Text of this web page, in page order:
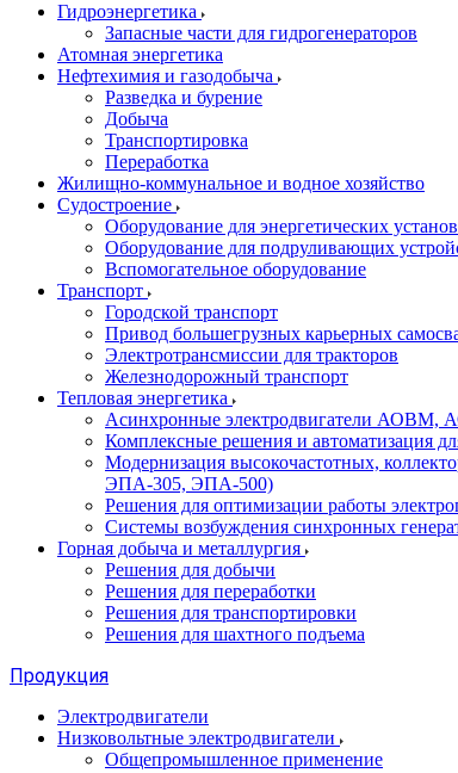
Гидроэнергетика
Запасные части для гидрогенераторов
Атомная энергетика
Нефтехимия и газодобыча
Разведка и бурение
Добыча
Транспортировка
Переработка
Жилищно-коммунальное и водное хозяйство
Судостроение
Оборудование для энергетических
Оборудование для подруливающих
Вспомогательное оборудование
Транспорт
Городской транспорт
Привод большегрузных карьерных
Электротрансмиссии для тракторов
Железнодорожный транспорт
Тепловая энергетика
Асинхронные электродвигатели АОВМ,
Комплексные решения и автоматизация
Модернизация высокочастотных,
ЭПА-305, ЭПА-500)
Решения для оптимизации работы
Системы возбуждения синхронных
Горная добыча и металлургия
Решения для добычи
Решения для переработки
Решения для транспортировки
Решения для шахтного подъема
Продукция
Электродвигатели
Низковольтные электродвигатели
Общепромышленное применение